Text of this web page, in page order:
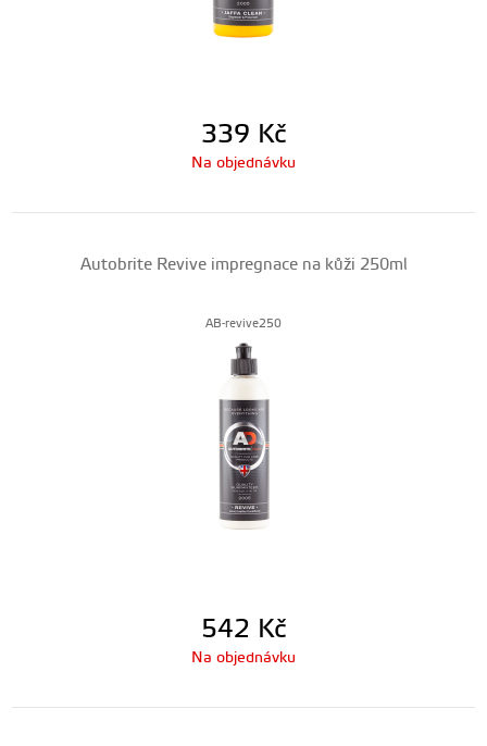
339 Kč
Na objednávku
Autobrite Revive impregnace na kůži 250ml
AB-revive250
542 Kč
Na objednávku